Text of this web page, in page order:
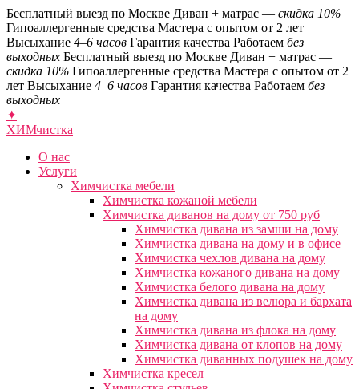
Бесплатный выезд по Москве Диван + матрас — скидка 10%
Гипоаллергенные средства Мастера с опытом от 2 лет
Высыхание 4–6 часов Гарантия качества Работаем без
выходных Бесплатный выезд по Москве Диван + матрас —
скидка 10% Гипоаллергенные средства Мастера с опытом от 2
лет Высыхание 4–6 часов Гарантия качества Работаем без
выходных
✦
ХИМчистка
О нас
Услуги
Химчистка мебели
Химчистка кожаной мебели
Химчистка диванов на дому от 750 руб
Химчистка дивана из замши на дому
Химчистка дивана на дому и в офисе
Химчистка чехлов дивана на дому
Химчистка кожаного дивана на дому
Химчистка белого дивана на дому
Химчистка дивана из велюра и бархата
на дому
Химчистка дивана из флока на дому
Химчистка дивана от клопов на дому
Химчистка диванных подушек на дому
Химчистка кресел